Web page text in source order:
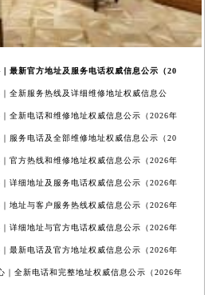
最新官方地址及服务电话权威信息公示（20
全新服务热线及详细维修地址权威信息公
全新电话和维修地址权威信息公示（2026年
服务电话及全部维修地址权威信息公示（20
官方热线和维修地址权威信息公示（2026年
详细地址及服务电话权威信息公示（2026年
地址与客户服务热线权威信息公示（2026年
详细地址与官方电话权威信息公示（2026年
最新电话及官方地址权威信息公示（2026年
｜全新电话和完整地址权威信息公示（2026年